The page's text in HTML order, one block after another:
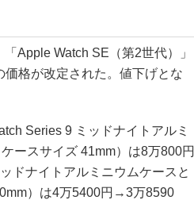
Apple Watch SE（第2世代）」
価格が改定された。値下げとな
Series 9 ミッドナイトアルミ
ースサイズ 41mm）は8万800円
ドナイトアルミニウムケースと
）は4万5400円→3万8590